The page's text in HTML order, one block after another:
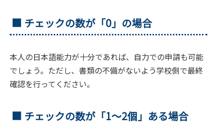
■ チェックの数が「0」の場合
本人の日本語能力が十分であれば、自力での申請も可能
でしょう。ただし、書類の不備がないよう学校側で最終
確認を行ってください。
■ チェックの数が「1〜2個」ある場合